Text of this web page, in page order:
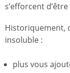
s’efforcent
Historiquement,
insoluble :
plus vous